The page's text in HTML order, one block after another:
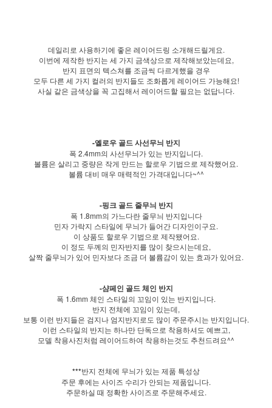
데일리로 사용하기에 좋은 레이어드링 소개해드릴게요.
이번에 제작한 반지는 세 가지 금색상으로 제작해보았는데요,
반지 표면의 텍스쳐를 조금씩 다르게했을 경우
모두 다른 세 가지 컬러의 반지들도 조화롭게 레이어드 가능해요!
사실 같은 금색상을 꼭 고집해서 레이어드할 필요는 없답니다.
-옐로우 골드 사선무늬 반지
폭 2.4mm의 사선무늬가 있는 반지입니다.
볼륨은 살리고 중량은 작게 만드는 할로우 기법으로 제작했어요.
볼륨 대비 매우 매력적인 가격대입니다~^^
-핑크 골드 줄무늬 반지
폭 1.8mm의 가느다란 줄무늬 반지입니다
민자 가락지 스타일에 무늬가 들어간 디자인이구요.
이 상품도 할로우 기법으로 제작됐어요.
이 정도 두께의 민자반지를 많이 찾으시는데요,
살짝 줄무늬가 있어 민자보다 조금 더 볼륨감이 있는 효과가 있어요.
-샴페인 골드 체인 반지
폭 1.6mm 체인 스타일의 꼬임이 있는 반지입니다.
반지 전체에 꼬임이 있는데,
보통 이런 반지들은 검지나 엄지반지로도 많이 주문주시는 반지입니다.
이런 스타일의 반지는 하나만 단독으로 착용하셔도 예쁘고,
모델 착용사진처럼 레이어드하여 착용하는것도 추천드려요^^
***반지 전체에 무늬가 있는 제품 특성상
주문 후에는 사이즈 수리가 안되는 제품입니다.
주문하실 때 정확한 사이즈로 주문해주세요.